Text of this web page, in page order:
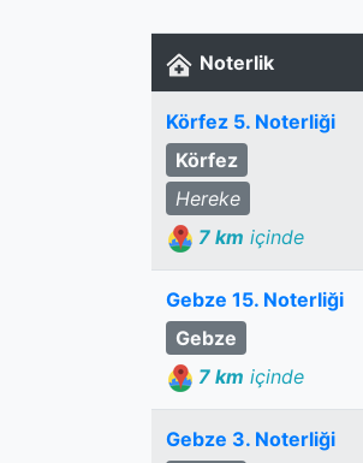
Noterlik
Körfez 5. Noterliği
Körfez
Hereke
7 km içinde
Gebze 15. Noterliği
Gebze
7 km içinde
Gebze 3. Noterliği